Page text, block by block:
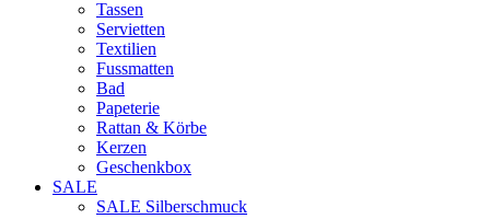
Tassen
Servietten
Textilien
Fussmatten
Bad
Papeterie
Rattan & Körbe
Kerzen
Geschenkbox
SALE
SALE Silberschmuck